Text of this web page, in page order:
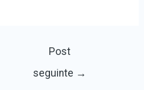
Post
seguinte →